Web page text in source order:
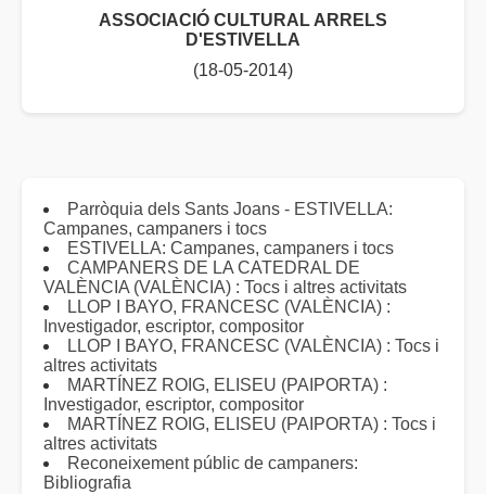
ASSOCIACIÓ CULTURAL ARRELS
D'ESTIVELLA
(18-05-2014)
Parròquia dels Sants Joans - ESTIVELLA:
Campanes, campaners i tocs
ESTIVELLA: Campanes, campaners i tocs
CAMPANERS DE LA CATEDRAL DE
VALÈNCIA (VALÈNCIA) : Tocs i altres activitats
LLOP I BAYO, FRANCESC (VALÈNCIA) :
Investigador, escriptor, compositor
LLOP I BAYO, FRANCESC (VALÈNCIA) : Tocs i
altres activitats
MARTÍNEZ ROIG, ELISEU (PAIPORTA) :
Investigador, escriptor, compositor
MARTÍNEZ ROIG, ELISEU (PAIPORTA) : Tocs i
altres activitats
Reconeixement públic de campaners:
Bibliografia